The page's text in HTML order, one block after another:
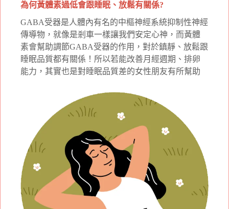
為何黃體素過低會跟睡眠、放鬆有關係?
GABA受器是人體內有名的中樞神經系統抑制性神經
傳導物，就像是剎車一樣讓我們安定心神，而黃體
素會幫助調節GABA受器的作用，對於鎮靜、放鬆跟
睡眠品質都有關係！所以若能改善月經週期、排卵
能力，其實也是對睡眠品質差的女性朋友有所幫助